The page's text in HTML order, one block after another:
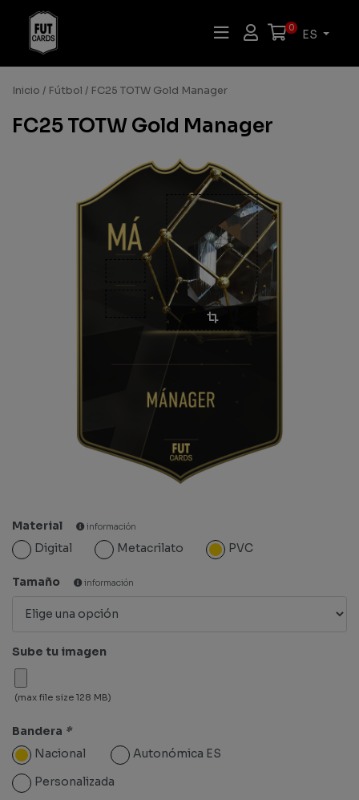
0 ES
Inicio / Fútbol / FC25 TOTW Gold Manager
FC25 TOTW Gold Manager
Material información
Digital Metacrilato PVC
Tamaño información
Sube tu imagen
(max file size 128 MB)
Bandera *
Nacional
Autonómica ES
Personalizada